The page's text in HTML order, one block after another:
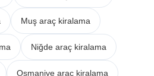
Muş araç kiralama
Niğde araç kiralama
Osmaniye araç kiralama